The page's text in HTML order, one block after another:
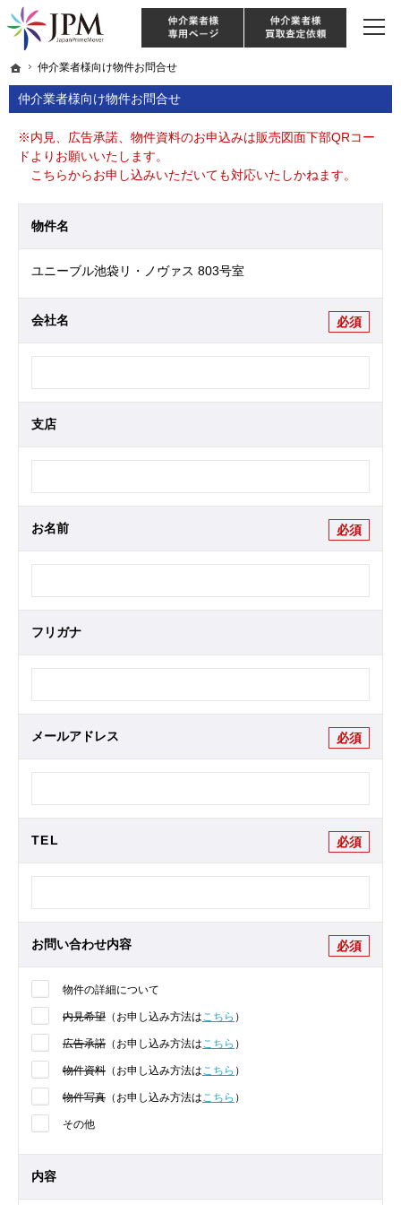
ホーム
仲介業者様向け物件お問合せ
仲介業者様向け物件お問合せ
東京・神奈川・埼玉・千葉のリノベーション住宅や中古マンションを手がける会
【物件買取強化中！】リノベーション住宅・不動産・中古マンションならJPM
※内見、広告承諾、物件資料のお申込みは販売図面下部QRコー
ドよりお願いいたします。
こちらからお申し込みいただいても対応いたしかねます。
物件名
ユニーブル池袋リ・ノヴァス 803号室
会社名 必須
支店
お名前 必須
フリガナ
メールアドレス 必須
TEL 必須
お問い合わせ内容 必須
物件の詳細について
内見希望 （お申し込み方法はこちら ）
広告承諾 （お申し込み方法はこちら ）
物件資料 （お申し込み方法はこちら ）
物件写真 （お申し込み方法はこちら ）
その他
内容
ホーム
仲介業者様向け物件お問合せ